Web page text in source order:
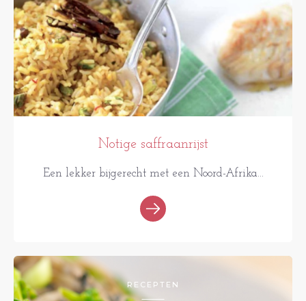
Notige saffraanrijst
Een lekker bijgerecht met een Noord-Afrika...
RECEPTEN